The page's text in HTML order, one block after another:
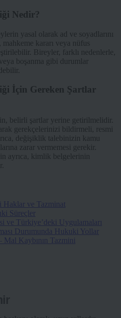
Nedir?
yasal olarak ad ve soyadlarını
kararı veya nüfus
Bireyler, farklı nedenlerle,
boşanma gibi durumlar
İçin Gereken Şartlar
belirli şartlar yerine getirilmelidir.
gerekçelerinizi bildirmeli, resmi
değişiklik talebinizin kamu
zarar vermemesi gerekir.
ayrıca, kimlik belgelerinin
Haklar ve Tazminat
Süreçler
ve Türkiye’deki Uygulamaları
Durumunda Hukuki Yollar
Mal Kaybının Tazmini